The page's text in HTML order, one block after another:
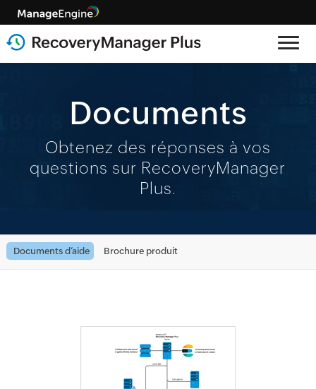
Documents
Obtenez des réponses à vos
questions sur RecoveryManager
Plus.
Documents d’aide Brochure produit